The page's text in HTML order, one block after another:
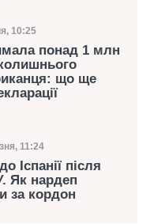
10:25
понад 1 млн
що ще
11:24
Іспанії після
Як нардеп
за кордон